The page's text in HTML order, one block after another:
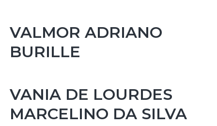
VALMOR ADRIANO
BURILLE
VANIA DE LOURDES
MARCELINO DA SILVA